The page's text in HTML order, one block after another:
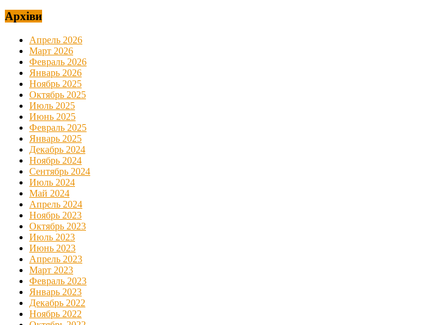
Архіви
Апрель 2026
Март 2026
Февраль 2026
Январь 2026
Ноябрь 2025
Октябрь 2025
Июль 2025
Июнь 2025
Февраль 2025
Январь 2025
Декабрь 2024
Ноябрь 2024
Сентябрь 2024
Июль 2024
Май 2024
Апрель 2024
Ноябрь 2023
Октябрь 2023
Июль 2023
Июнь 2023
Апрель 2023
Март 2023
Февраль 2023
Январь 2023
Декабрь 2022
Ноябрь 2022